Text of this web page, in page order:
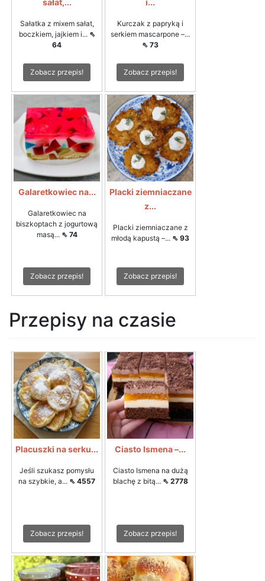
Sałatka z mixem sałat,
boczkiem, jajkiem i... ⇖
64
Zobacz przepis!
Kurczak z papryką i
serkiem mascarpone –...
⇖ 73
Zobacz przepis!
Galaretkowiec na...
Galaretkowiec na
biszkoptach z jogurtową
masą... ⇖ 74
Zobacz przepis!
Placki ziemniaczane
z...
Placki ziemniaczane z
młodą kapustą –... ⇖ 93
Zobacz przepis!
Przepisy na czasie
Placuszki na serku...
Jeśli szukasz pomysłu
na szybkie, a... ⇖ 4557
Zobacz przepis!
Ciasto Ismena –...
Ciasto Ismena na dużą
blachę z bitą... ⇖ 2778
Zobacz przepis!